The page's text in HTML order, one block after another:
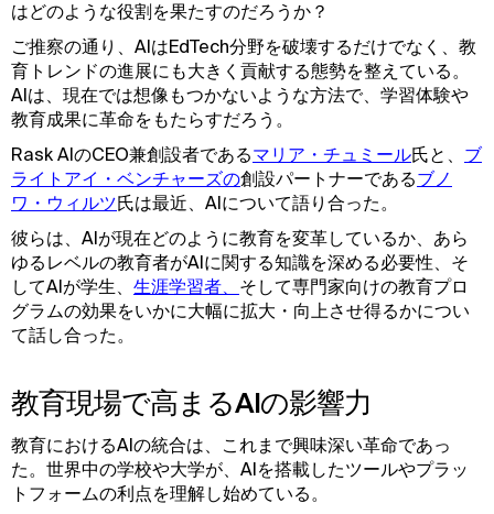
はどのような役割を果たすのだろうか？
ご推察の通り、AIはEdTech分野を破壊するだけでなく、教
育トレンドの進展にも大きく貢献する態勢を整えている。
AIは、現在では想像もつかないような方法で、学習体験や
教育成果に革命をもたらすだろう。
Rask AIのCEO兼創設者であるマリア・チュミール氏と、 ブ
ライトアイ・ベンチャーズの創設パートナーであるブノ
ワ・ウィルツ氏は最近、AIについて語り合った。
彼らは、AIが現在どのように教育を変革しているか、あら
ゆるレベルの教育者がAIに関する知識を深める必要性、そ
してAIが学生、 生涯学習者、 そして専門家向けの教育プロ
グラムの効果をいかに大幅に拡大・向上させ得るかについ
て話し合った。
教育現場で高まるAIの影響力
教育におけるAIの統合は、これまで興味深い革命であっ
た。世界中の学校や大学が、AIを搭載したツールやプラッ
トフォームの利点を理解し始めている。